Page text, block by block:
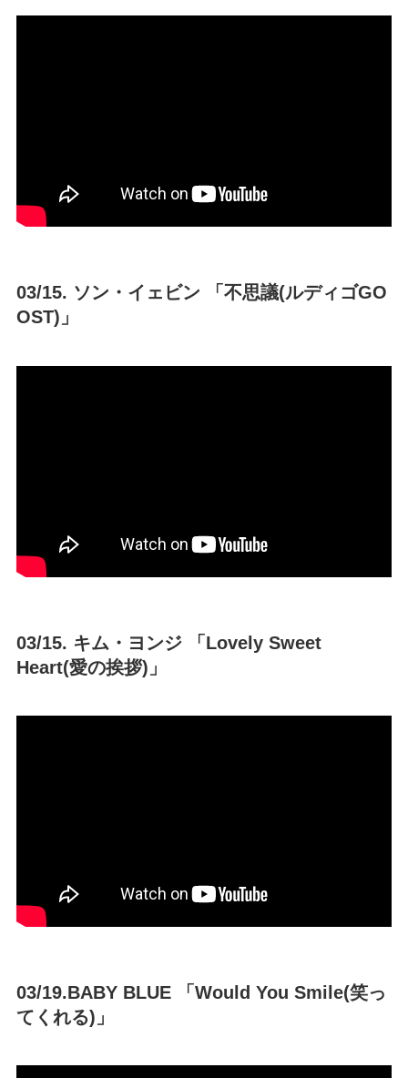
03/15. ソン・イェビン 「不思議(ルディゴGO
OST)」
03/15. キム・ヨンジ 「Lovely Sweet
Heart(愛の挨拶)」
03/19.BABY BLUE 「Would You Smile(笑っ
てくれる)」